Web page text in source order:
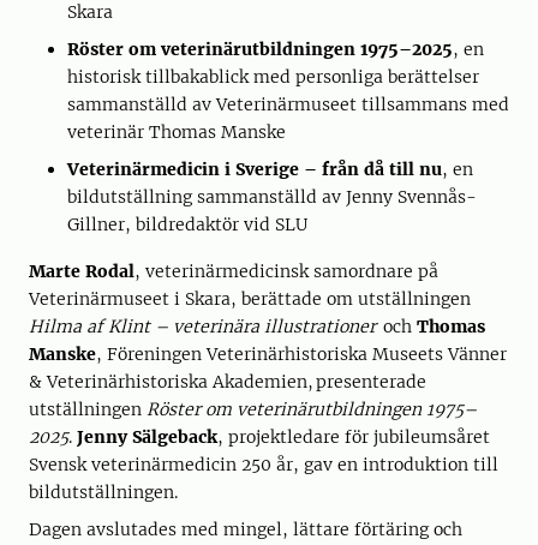
Skara
Röster om veterinärutbildningen 1975–2025, en
historisk tillbakablick med personliga berättelser
sammanställd av Veterinärmuseet tillsammans med
veterinär Thomas Manske
Veterinärmedicin i Sverige – från då till nu, en
bildutställning sammanställd av Jenny Svennås-
Gillner, bildredaktör vid SLU
Marte Rodal, veterinärmedicinsk samordnare på
Veterinärmuseet i Skara, berättade om utställningen
Hilma af Klint – veterinära illustrationeroch Thomas
Manske, Föreningen Veterinärhistoriska Museets Vänner
& Veterinärhistoriska Akademien, presenterade
utställningen Röster om veterinärutbildningen 1975–
2025. Jenny Sälgeback, projektledare för jubileumsåret
Svensk veterinärmedicin 250 år, gav en introduktion till
bildutställningen.
Dagen avslutades med mingel, lättare förtäring och